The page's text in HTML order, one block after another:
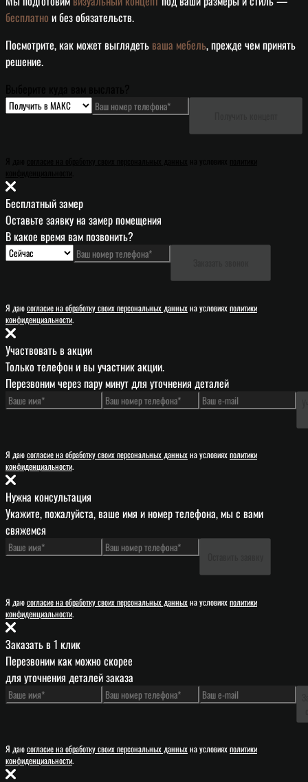
бесплатно и без обязательств.
Посмотрите, как может выглядеть ваша мебель, прежде чем принять
решение.
Бесплатный замер
Оставьте заявку на замер помещения
В какое время вам позвонить?
Я даюсогласие на обработку своих персональных данныхна условияхполитики
конфиденциальности.
Участвовать в акции
Только телефон и вы участник акции.
Перезвоним через пару минут для уточнения деталей
Я даюсогласие на обработку своих персональных данныхна условияхполитики
конфиденциальности.
Нужна консультация
Укажите, пожалуйста, ваше имя и номер телефона, мы с вами
свяжемся
Я даюсогласие на обработку своих персональных данныхна условияхполитики
конфиденциальности.
Заказать в 1 клик
Перезвоним как можно скорее
для уточнения деталей заказа
Я даюсогласие на обработку своих персональных данныхна условияхполитики
конфиденциальности.